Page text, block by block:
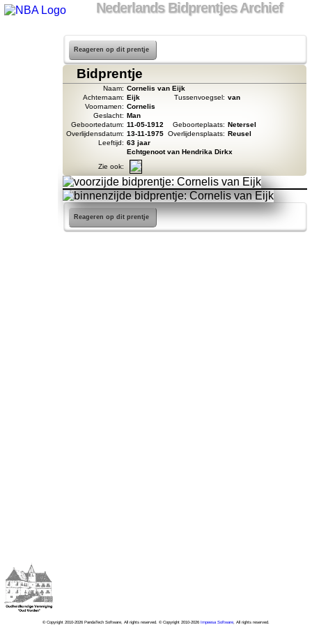
Nederlands Bidprentjes Archief
Reageren op dit prentje
Bidprentje
Naam: Cornelis van Eijk
Achternaam: Eijk Tussenvoegsel: van
Voornamen: Cornelis
Geslacht: Man
Geboortedatum: 11-05-1912 Geboorteplaats: Netersel
Overlijdensdatum: 13-11-1975 Overlijdensplaats: Reusel
Leeftijd: 63 jaar
Echtgenoot van Hendrika Dirkx
Zie ook:
Reageren op dit prentje
© Copyright 2010-2026 PandaTech Software, All rights reserved. © Copyright 2010-2026 Impeesa Software, All rights reserved.